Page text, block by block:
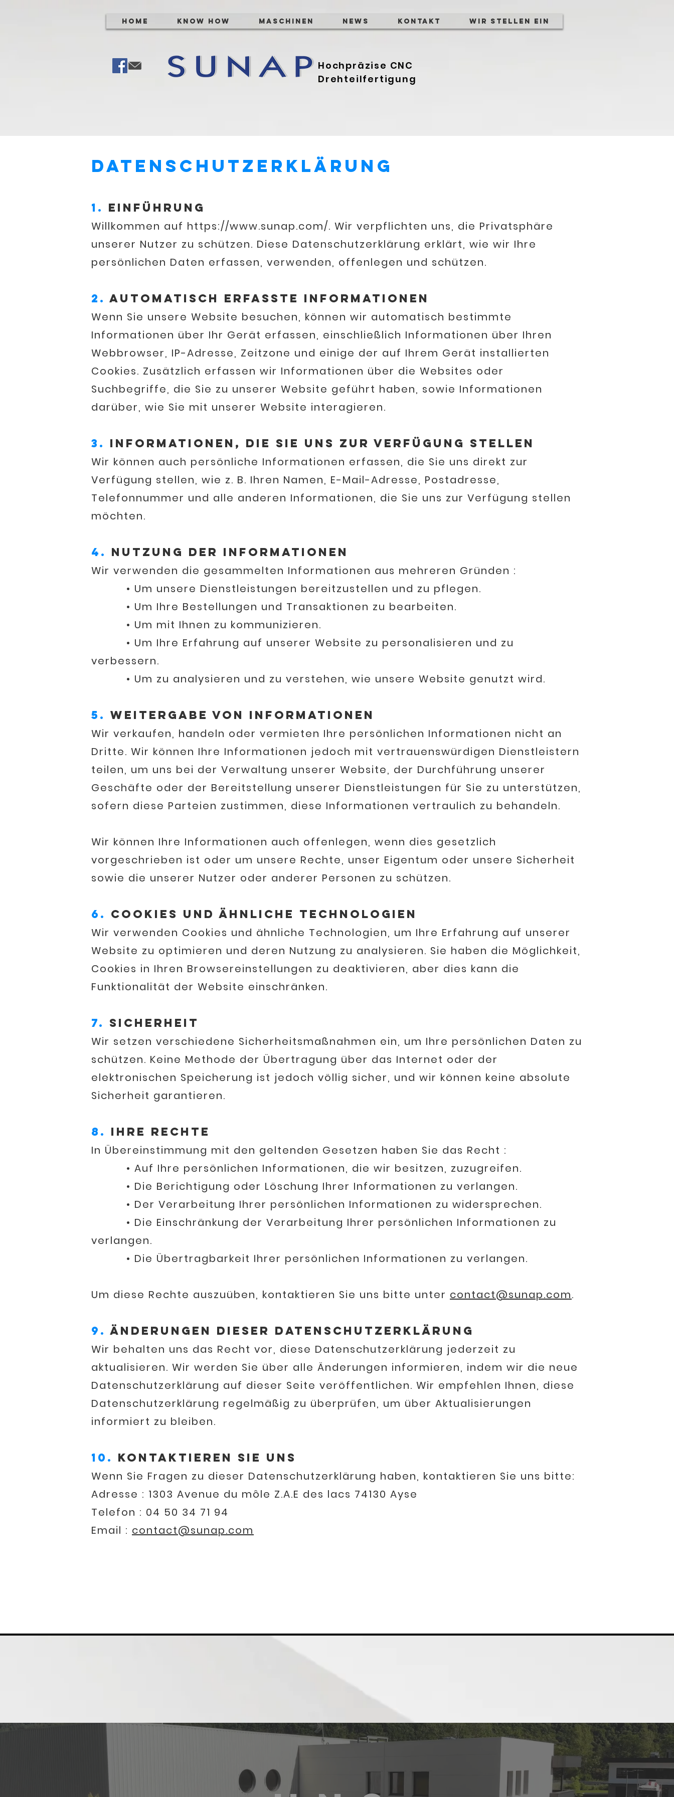
Home Know How Maschinen News Kontakt Wir stellen ein
Hochpräzise CNC
Drehteilfertigung
Datenschutzerklärung
1. Einführung
Willkommen auf https://www.sunap.com/. Wir verpflichten uns, die Privatsphäre
unserer Nutzer zu schützen. Diese Datenschutzerklärung erklärt, wie wir Ihre
persönlichen Daten erfassen, verwenden, offenlegen und schützen.
2. Automatisch erfasste Informationen
Wenn Sie unsere Website besuchen, können wir automatisch bestimmte
Informationen über Ihr Gerät erfassen, einschließlich Informationen über Ihren
Webbrowser, IP-Adresse, Zeitzone und einige der auf Ihrem Gerät installierten
Cookies. Zusätzlich erfassen wir Informationen über die Websites oder
Suchbegriffe, die Sie zu unserer Website geführt haben, sowie Informationen
darüber, wie Sie mit unserer Website interagieren.
3. Informationen, die Sie uns zur Verfügung stellen
Wir können auch persönliche Informationen erfassen, die Sie uns direkt zur
Verfügung stellen, wie z. B. Ihren Namen, E-Mail-Adresse, Postadresse,
Telefonnummer und alle anderen Informationen, die Sie uns zur Verfügung stellen
möchten.
4. Nutzung der Informationen
Wir verwenden die gesammelten Informationen aus mehreren Gründen :
• Um unsere Dienstleistungen bereitzustellen und zu pflegen.
• Um Ihre Bestellungen und Transaktionen zu bearbeiten.
• Um mit Ihnen zu kommunizieren.
• Um Ihre Erfahrung auf unserer Website zu personalisieren und zu
verbessern.
• Um zu analysieren und zu verstehen, wie unsere Website genutzt wird.
5. Weitergabe von Informationen
Wir verkaufen, handeln oder vermieten Ihre persönlichen Informationen nicht an
Dritte. Wir können Ihre Informationen jedoch mit vertrauenswürdigen Dienstleistern
teilen, um uns bei der Verwaltung unserer Website, der Durchführung unserer
Geschäfte oder der Bereitstellung unserer Dienstleistungen für Sie zu unterstützen,
sofern diese Parteien zustimmen, diese Informationen vertraulich zu behandeln.
Wir können Ihre Informationen auch offenlegen, wenn dies gesetzlich
vorgeschrieben ist oder um unsere Rechte, unser Eigentum oder unsere Sicherheit
sowie die unserer Nutzer oder anderer Personen zu schützen.
6. Cookies und ähnliche Technologien
Wir verwenden Cookies und ähnliche Technologien, um Ihre Erfahrung auf unserer
Website zu optimieren und deren Nutzung zu analysieren. Sie haben die Möglichkeit,
Cookies in Ihren Browsereinstellungen zu deaktivieren, aber dies kann die
Funktionalität der Website einschränken.
7. Sicherheit
Wir setzen verschiedene Sicherheitsmaßnahmen ein, um Ihre persönlichen Daten zu
schützen. Keine Methode der Übertragung über das Internet oder der
elektronischen Speicherung ist jedoch völlig sicher, und wir können keine absolute
Sicherheit garantieren.
8. Ihre Rechte
In Übereinstimmung mit den geltenden Gesetzen haben Sie das Recht :
• Auf Ihre persönlichen Informationen, die wir besitzen, zuzugreifen.
• Die Berichtigung oder Löschung Ihrer Informationen zu verlangen.
• Der Verarbeitung Ihrer persönlichen Informationen zu widersprechen.
• Die Einschränkung der Verarbeitung Ihrer persönlichen Informationen zu
verlangen.
• Die Übertragbarkeit Ihrer persönlichen Informationen zu verlangen.
Um diese Rechte auszuüben, kontaktieren Sie uns bitte unter contact@sunap.com.
9. Änderungen dieser Datenschutzerklärung
Wir behalten uns das Recht vor, diese Datenschutzerklärung jederzeit zu
aktualisieren. Wir werden Sie über alle Änderungen informieren, indem wir die neue
Datenschutzerklärung auf dieser Seite veröffentlichen. Wir empfehlen Ihnen, diese
Datenschutzerklärung regelmäßig zu überprüfen, um über Aktualisierungen
informiert zu bleiben.
10. Kontaktieren Sie uns
Wenn Sie Fragen zu dieser Datenschutzerklärung haben, kontaktieren Sie uns bitte:
Adresse : 1303 Avenue du môle Z.A.E des lacs 74130 Ayse
Telefon : 04 50 34 71 94
Email : contact@sunap.com